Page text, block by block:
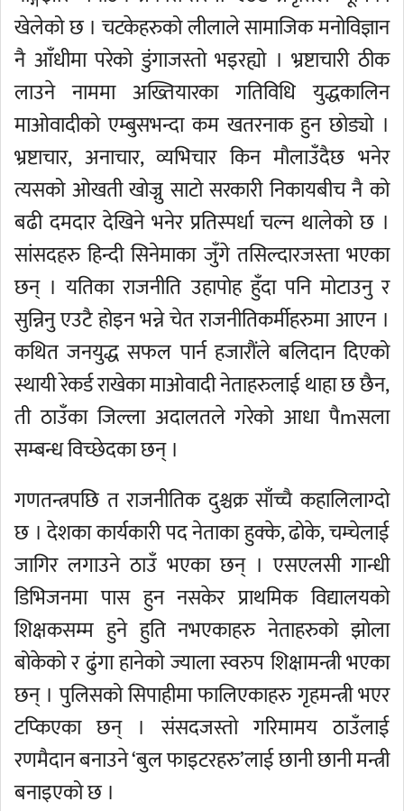
खेलेको छ । चटकेहरुको लीलाले सामाजिक मनोविज्ञान
नै आँधीमा परेको डुंगाजस्तो भइरह्यो । भ्रष्टाचारी ठीक
लाउने नाममा अख्तियारका गतिविधि युद्धकालिन
माओवादीको एम्बुसभन्दा कम खतरनाक हुन छोड्यो ।
भ्रष्टाचार, अनाचार, व्यभिचार किन मौलाउँदैछ भनेर
त्यसको ओखती खोज्नु साटो सरकारी निकायबीच नै को
बढी दमदार देखिने भनेर प्रतिस्पर्धा चल्न थालेको छ ।
सांसदहरु हिन्दी सिनेमाका जुँगे तसिल्दारजस्ता भएका
छन् । यतिका राजनीति उहापोह हुँदा पनि मोटाउनु र
सुन्निनु एउटै होइन भन्ने चेत राजनीतिकर्मीहरुमा आएन ।
कथित जनयुद्ध सफल पार्न हजारौंले बलिदान दिएको
स्थायी रेकर्ड राखेका माओवादी नेताहरुलाई थाहा छ छैन,
ती ठाउँका जिल्ला अदालतले गरेको आधा पैmसला
सम्बन्ध विच्छेदका छन् ।
गणतन्त्रपछि त राजनीतिक दुश्चक्र साँच्चै कहालिलाग्दो
छ । देशका कार्यकारी पद नेताका हुक्के, ढोके, चम्चेलाई
जागिर लगाउने ठाउँ भएका छन् । एसएलसी गान्धी
डिभिजनमा पास हुन नसकेर प्राथमिक विद्यालयको
शिक्षकसम्म हुने हुति नभएकाहरु नेताहरुको झोला
बोकेको र ढुंगा हानेको ज्याला स्वरुप शिक्षामन्त्री भएका
छन् । पुलिसको सिपाहीमा फालिएकाहरु गृहमन्त्री भएर
टप्किएका छन् । संसदजस्तो गरिमामय ठाउँलाई
रणमैदान बनाउने ‘बुल फाइटरहरु’लाई छानी छानी मन्त्री
बनाइएको छ ।